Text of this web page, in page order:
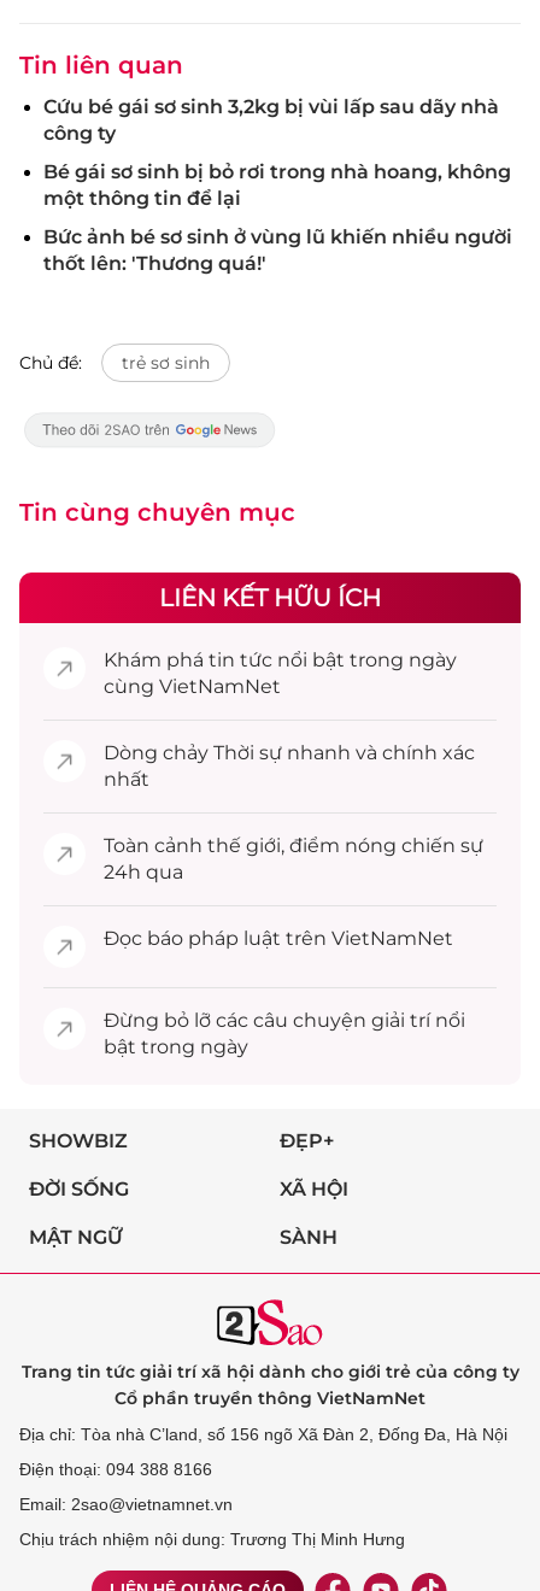
Tin liên quan
Cứu bé gái sơ sinh 3,2kg bị vùi lấp sau dãy nhà
công ty
Bé gái sơ sinh bị bỏ rơi trong nhà hoang, không
một thông tin để lại
Bức ảnh bé sơ sinh ở vùng lũ khiến nhiều người
thốt lên: 'Thương quá!'
Chủ đề: trẻ sơ sinh
Tin cùng chuyên mục
LIÊN KẾT HỮU ÍCH
Khám phá tin tức nổi bật trong ngày
cùng VietNamNet
Dòng chảy Thời sự nhanh và chính xác
nhất
Toàn cảnh thế giới, điểm nóng chiến sự
24h qua
Đọc báo pháp luật trên VietNamNet
Đừng bỏ lỡ các câu chuyện giải trínổi
bật trong ngày
SHOWBIZ ĐẸP+
ĐỜI SỐNG XÃ HỘI
MẬT NGỮ SÀNH
Trang tin tức giải trí xã hội dành cho giới trẻ của công ty
Cổ phần truyền thông VietNamNet
Địa chỉ: Tòa nhà C’land, số 156 ngõ Xã Đàn 2, Đống Đa, Hà Nội
Điện thoại: 094 388 8166
Email: 2sao@vietnamnet.vn
Chịu trách nhiệm nội dung: Trương Thị Minh Hưng